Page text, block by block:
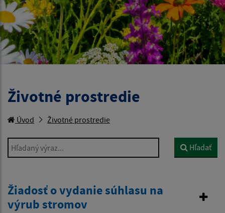
Životné prostredie
Úvod Životné prostredie
Hľadaný výraz... Hľadať
Žiadosť o vydanie súhlasu na
výrub stromov